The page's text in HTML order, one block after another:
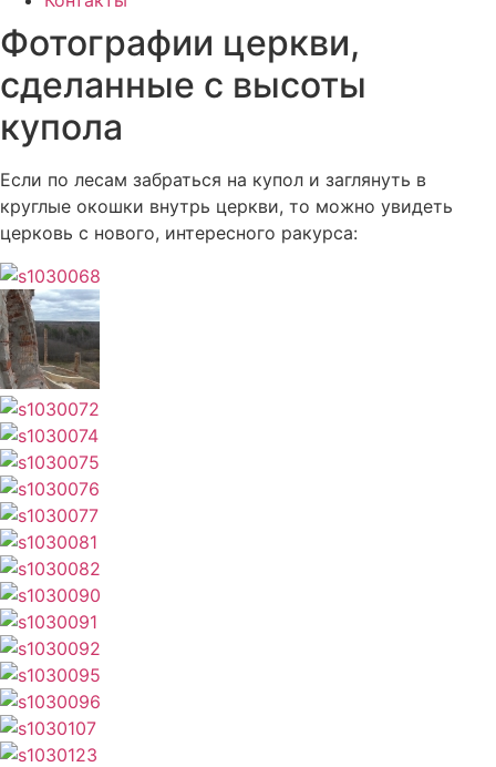
Фотографии церкви,
сделанные с высоты
купола
Если по лесам забраться на купол и заглянуть в
круглые окошки внутрь церкви, то можно увидеть
церковь с нового, интересного ракурса: